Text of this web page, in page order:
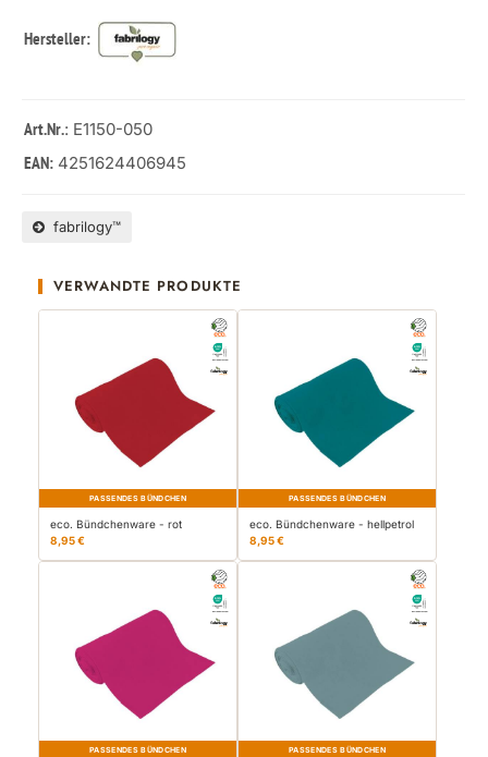
Hersteller:
Art.Nr.: E1150-050
EAN: 4251624406945
fabrilogy™
VERWANDTE PRODUKTE
PASSENDES BÜNDCHEN
eco. Bündchenware - rot
8,95 €
PASSENDES BÜNDCHEN
eco. Bündchenware - hellpetrol
8,95 €
PASSENDES BÜNDCHEN PASSENDES BÜNDCHEN